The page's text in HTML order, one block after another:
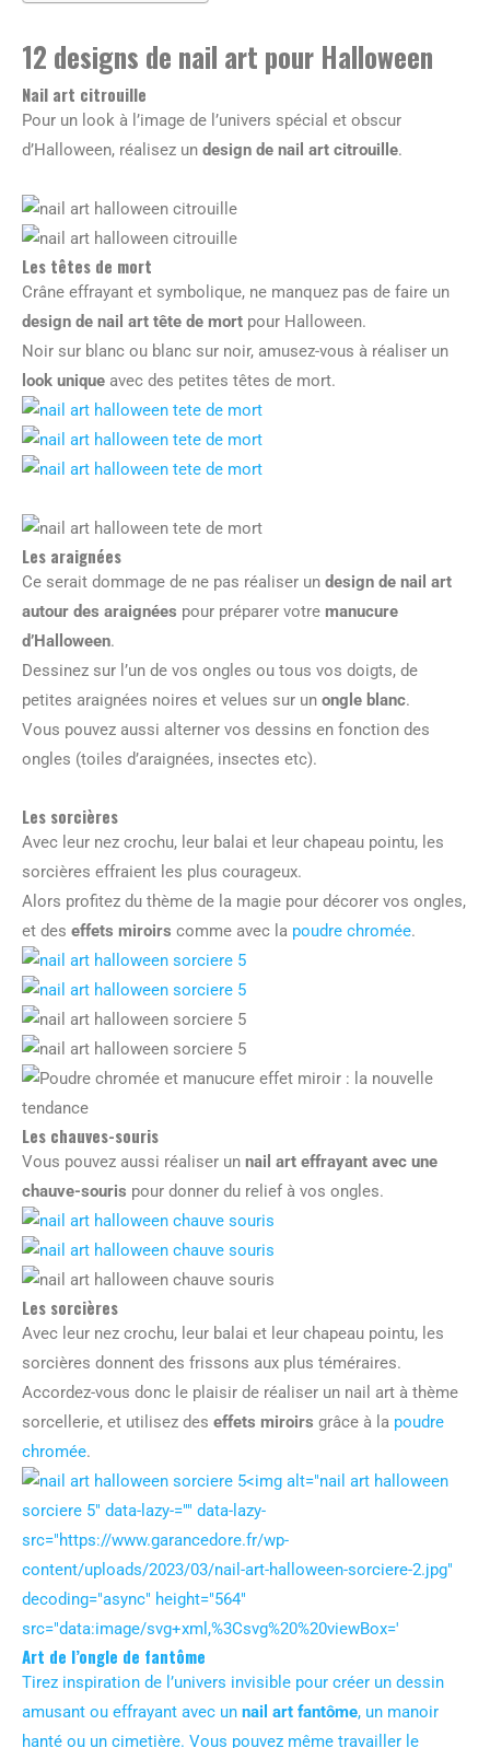
12 designs de nail art pour Halloween
Nail art citrouille
Pour un look à l’image de l’univers spécial et obscur
d’Halloween, réalisez un design de nail art citrouille.
Les têtes de mort
Crâne effrayant et symbolique, ne manquez pas de faire un
design de nail art tête de mort pour Halloween.
Noir sur blanc ou blanc sur noir, amusez-vous à réaliser un
look unique avec des petites têtes de mort.
Les araignées
Ce serait dommage de ne pas réaliser un design de nail art
autour des araignées pour préparer votre manucure
d’Halloween.
Dessinez sur l’un de vos ongles ou tous vos doigts, de
petites araignées noires et velues sur un ongle blanc.
Vous pouvez aussi alterner vos dessins en fonction des
ongles (toiles d’araignées, insectes etc).
Les sorcières
Avec leur nez crochu, leur balai et leur chapeau pointu, les
sorcières effraient les plus courageux.
Alors profitez du thème de la magie pour décorer vos ongles,
et des effets miroirs comme avec la poudre chromée.
Les chauves-souris
Vous pouvez aussi réaliser un nail art effrayant avec une
chauve-souris pour donner du relief à vos ongles.
Les sorcières
Avec leur nez crochu, leur balai et leur chapeau pointu, les
sorcières donnent des frissons aux plus téméraires.
Accordez-vous donc le plaisir de réaliser un nail art à thème
sorcellerie, et utilisez des effets miroirs grâce à la poudre
chromée.
<img alt="nail art halloween
sorciere 5" data-lazy-="" data-lazy-
src="https://www.garancedore.fr/wp-
content/uploads/2023/03/nail-art-halloween-sorciere-2.jpg"
decoding="async" height="564"
src="data:image/svg+xml,%3Csvg%20%20viewBox='
Art de l’ongle de fantôme
Tirez inspiration de l’univers invisible pour créer un dessin
amusant ou effrayant avec un nail art fantôme, un manoir
hanté ou un cimetière. Vous pouvez même travailler le